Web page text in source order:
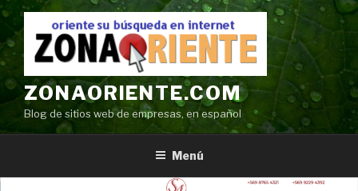
Ir
contenido
ZONAORIENTE.COM
Blog de sitios web de empresas, en español
Menú